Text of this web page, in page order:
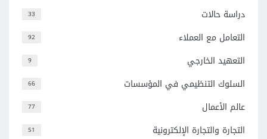
33 دراسة حالات
92 التعامل مع العملاء
9 التعهيد الخارجي
66 السلوك التنظيمي في المؤسسات
77 عالم الأعمال
51 التجارة والتجارة الإلكترونية